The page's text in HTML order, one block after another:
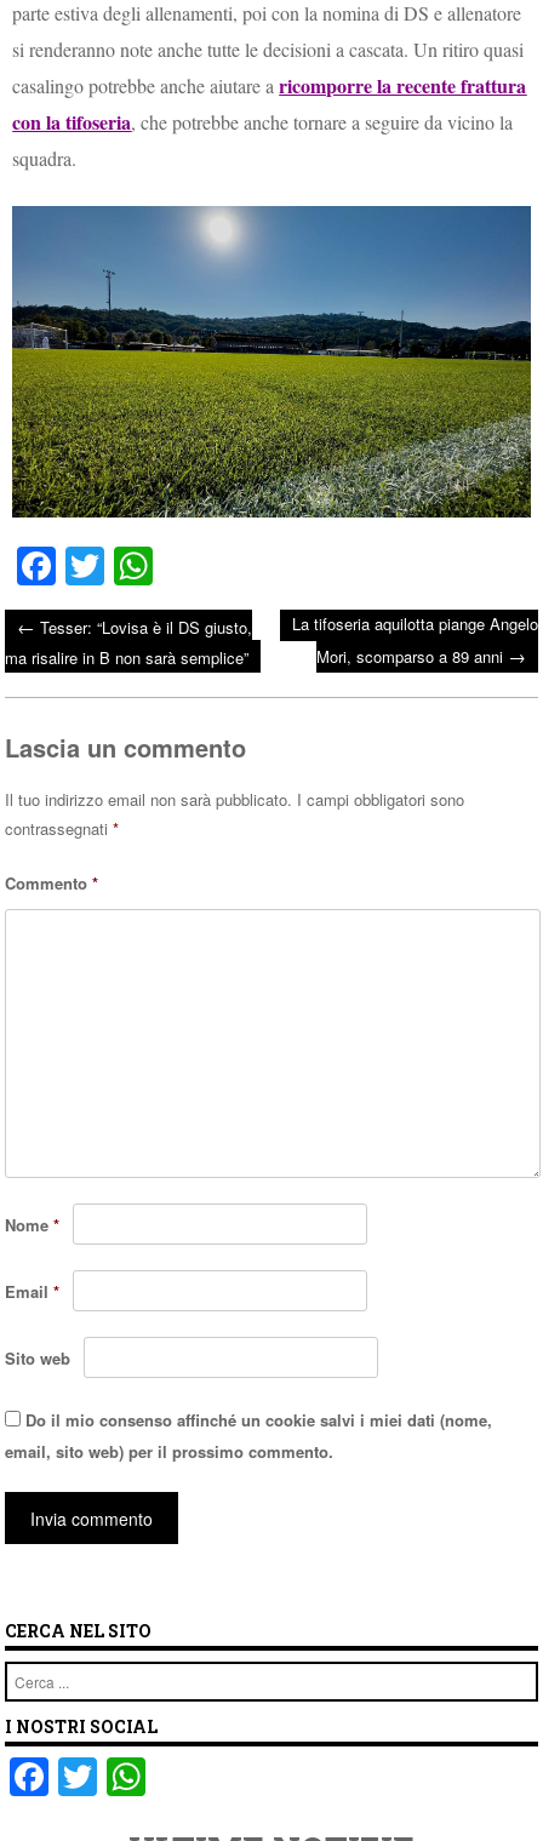
parte estiva degli allenamenti, poi con la nomina di DS e allenatore
si renderanno note anche tutte le decisioni a cascata. Un ritiro quasi
casalingo potrebbe anche aiutare aricomporre la recente frattura
con la tifoseria, che potrebbe anche tornare a seguire da vicino la
squadra.
Fa
ce
bo
ok
T
wi
tte
r
ha
ts
A
Post navigation
← Tesser: “Lovisa è il DS giusto,
ma risalire in B non sarà semplice”
La tifoseria aquilotta piange Angelo
Mori, scomparso a 89 anni →
Lascia un commento
Il tuo indirizzo email non sarà pubblicato. I campi obbligatori sono
contrassegnati*
Commento*
Nome*
Email*
Sito web
Do il mio consenso affinché un cookie salvi i miei dati (nome,
email, sito web) per il prossimo commento.
CERCA NEL SITO
Cerca
I NOSTRI SOCIAL
F T